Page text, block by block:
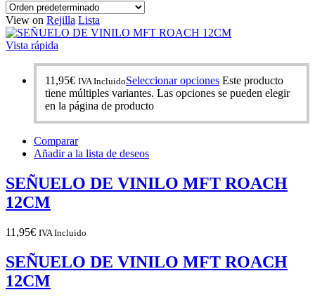
View on Rejilla Lista
Vista rápida
11,95€ IVA IncluidoSeleccionar opciones Este producto
tiene múltiples variantes. Las opciones se pueden elegir
en la página de producto
Comparar
Añadir a la lista de deseos
SEÑUELO DE VINILO MFT ROACH
12CM
11,95€ IVA Incluido
SEÑUELO DE VINILO MFT ROACH
12CM